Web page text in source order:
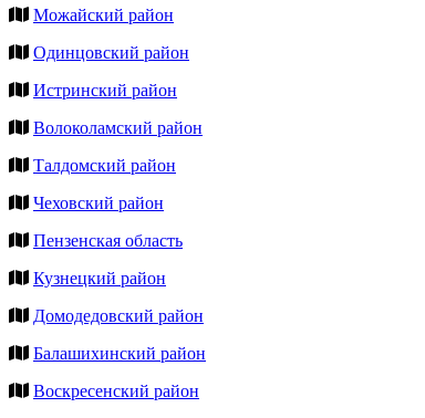
Можайский район
Одинцовский район
Истринский район
Волоколамский район
Талдомский район
Чеховский район
Пензенская область
Кузнецкий район
Домодедовский район
Балашихинский район
Воскресенский район